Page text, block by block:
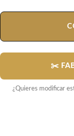
✂️
¿Quieres modificar